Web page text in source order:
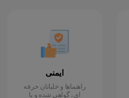
ایمنی
راهنماها و خلبانان حرفه
ای، گواهی شده و با